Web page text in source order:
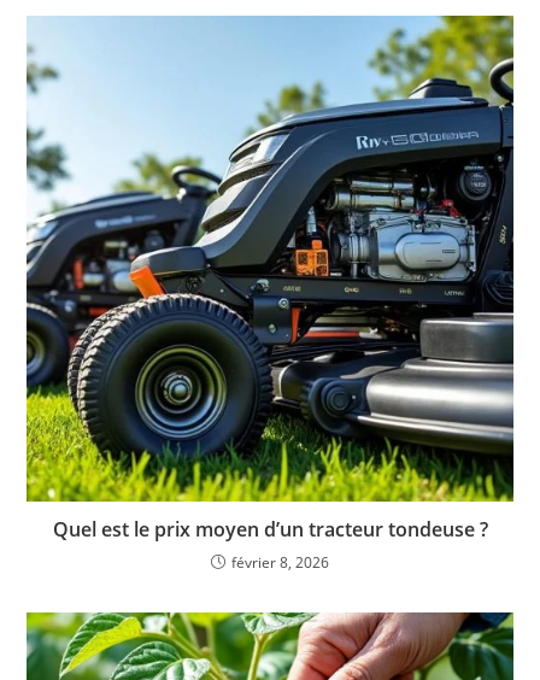
Quel est le prix moyen d’un tracteur tondeuse ?
février 8, 2026